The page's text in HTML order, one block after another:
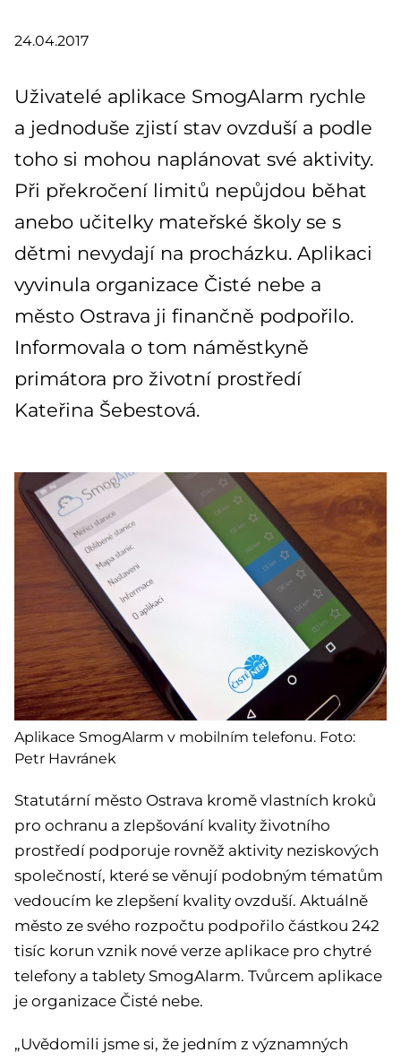
24.04.2017
Uživatelé aplikace SmogAlarm rychle
a jednoduše zjistí stav ovzduší a podle
toho si mohou naplánovat své aktivity.
Při překročení limitů nepůjdou běhat
anebo učitelky mateřské školy se s
dětmi nevydají na procházku. Aplikaci
vyvinula organizace Čisté nebe a
město Ostrava ji finančně podpořilo.
Informovala o tom náměstkyně
primátora pro životní prostředí
Kateřina Šebestová.
Aplikace SmogAlarm v mobilním telefonu. Foto:
Petr Havránek
Statutární město Ostrava kromě vlastních kroků
pro ochranu a zlepšování kvality životního
prostředí podporuje rovněž aktivity neziskových
společností, které se věnují podobným tématům
vedoucím ke zlepšení kvality ovzduší. Aktuálně
město ze svého rozpočtu podpořilo částkou 242
tisíc korun vznik nové verze aplikace pro chytré
telefony a tablety SmogAlarm. Tvůrcem aplikace
je organizace Čisté nebe.
„Uvědomili jsme si, že jedním z významných